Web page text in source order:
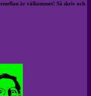
är välkommet! Så skriv och